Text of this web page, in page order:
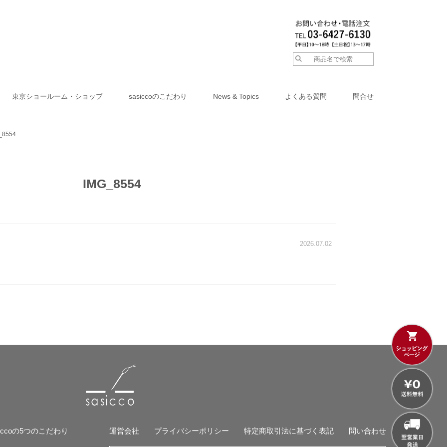
東京ショールーム・ショップ sasiccoのこだわり News & Topics よくある質問 問合せ
IMG_8554
2026.07.02
の5つのこだわり 運営会社 プライバシーポリシー 特定商取引法に基づく表記 問い合わせ